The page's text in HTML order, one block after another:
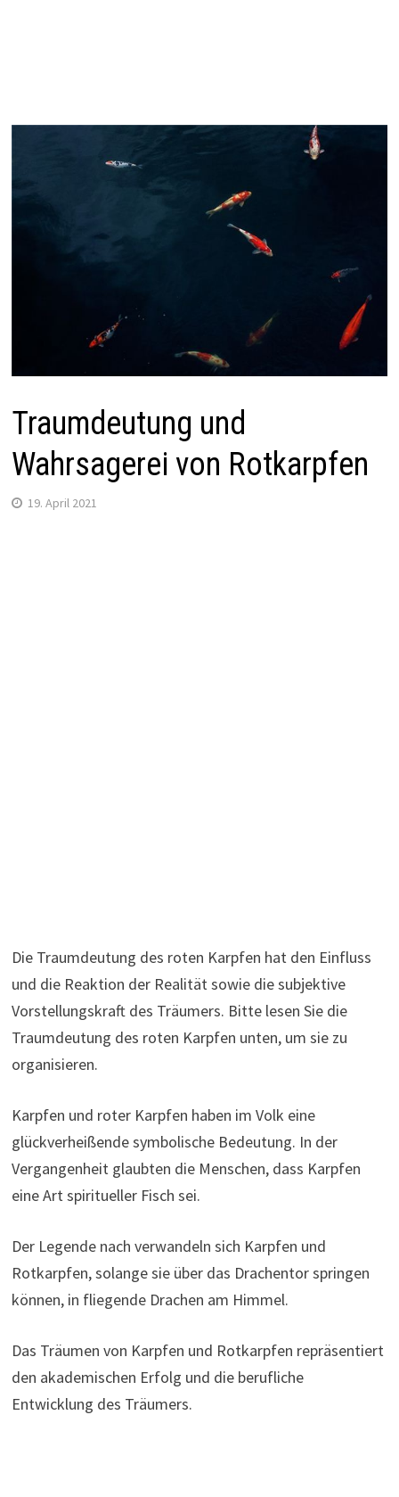
Traumdeutung und
Wahrsagerei von Rotkarpfen
19. April 2021
Die Traumdeutung des roten Karpfen hat den Einfluss
und die Reaktion der Realität sowie die subjektive
Vorstellungskraft des Träumers. Bitte lesen Sie die
Traumdeutung des roten Karpfen unten, um sie zu
organisieren.
Karpfen und roter Karpfen haben im Volk eine
glückverheißende symbolische Bedeutung. In der
Vergangenheit glaubten die Menschen, dass Karpfen
eine Art spiritueller Fisch sei.
Der Legende nach verwandeln sich Karpfen und
Rotkarpfen, solange sie über das Drachentor springen
können, in fliegende Drachen am Himmel.
Das Träumen von Karpfen und Rotkarpfen repräsentiert
den akademischen Erfolg und die berufliche
Entwicklung des Träumers.